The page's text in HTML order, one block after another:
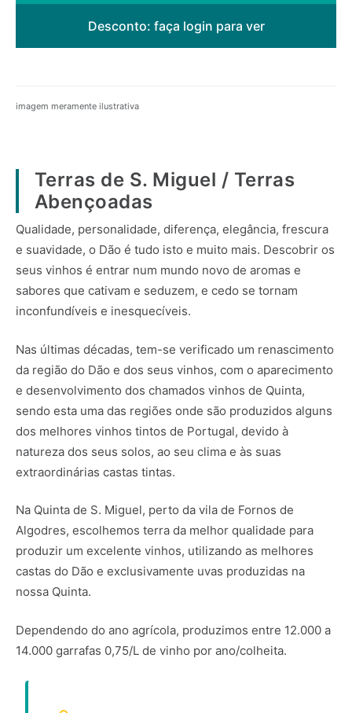
Desconto: faça login para ver
imagem meramente ilustrativa
Terras de S. Miguel / Terras
Abençoadas
Qualidade, personalidade, diferença, elegância, frescura
e suavidade, o Dão é tudo isto e muito mais. Descobrir os
seus vinhos é entrar num mundo novo de aromas e
sabores que cativam e seduzem, e cedo se tornam
inconfundíveis e inesquecíveis.
Nas últimas décadas, tem-se verificado um renascimento
da região do Dão e dos seus vinhos, com o aparecimento
e desenvolvimento dos chamados vinhos de Quinta,
sendo esta uma das regiões onde são produzidos alguns
dos melhores vinhos tintos de Portugal, devido à
natureza dos seus solos, ao seu clima e às suas
extraordinárias castas tintas.
Na Quinta de S. Miguel, perto da vila de Fornos de
Algodres, escolhemos terra da melhor qualidade para
produzir um excelente vinhos, utilizando as melhores
castas do Dão e exclusivamente uvas produzidas na
nossa Quinta.
Dependendo do ano agrícola, produzimos entre 12.000 a
14.000 garrafas 0,75/L de vinho por ano/colheita.